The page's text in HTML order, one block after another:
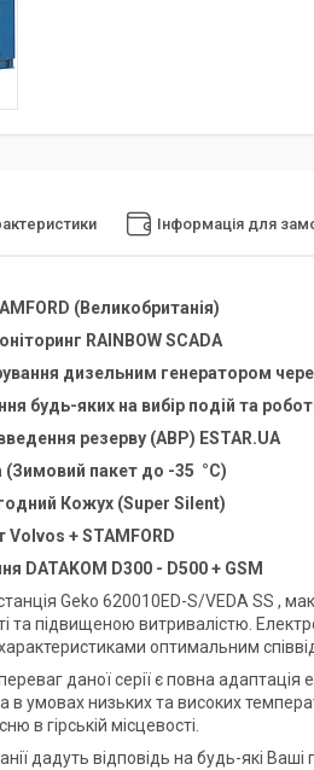
Інформація для
(Великобританія)
RAINBOW SCADA
дизельним генератором
будь-яких на вибір подій та
резерву (АВР) ESTAR.UA
(Зимовий пакет до -35 °C)
Кожух (Super Silent)
Volvos +STAMFORD
DATAKOM D300 - D500 + GSM
Geko 620010ED-S/VEDA SS ,
та підвищеною витривалістю.
оптимальним
даної серії є повна
в умовах низьких та високих
в гірській місцевості.
дадуть відповідь на будь-які